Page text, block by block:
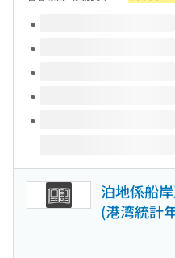
このタイトルの巻号
泊地係船
(港湾統計